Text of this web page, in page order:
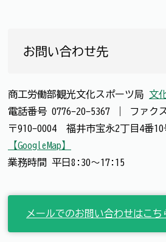
お問い合わせ先
商工労働部観光文化スポーツ局 文
電話番号 0776-20-5367 ファク
〒910-0004 福井市宝永2丁目4番
【GoogleMap】
業務時間 平日8:30～17:15
メールでのお問い合わせはこち